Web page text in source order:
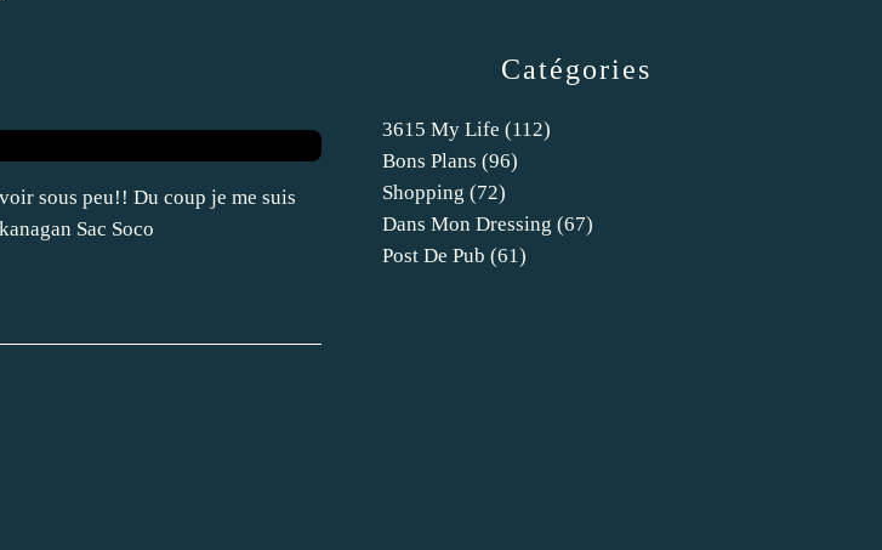
sous peu!! Du coup je me suis
Sac Soco
Catégories
3615 My Life (112)
Bons Plans (96)
Shopping (72)
Dans Mon Dressing (67)
Post De Pub (61)